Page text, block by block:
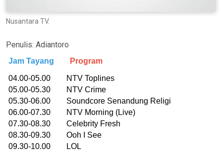
Nusantara TV.
Penulis: Adiantoro
Jam Tayang Program
04.00-05.00 NTV Toplines
05.00-05.30 NTV Crime
05.30-06.00 Soundcore Senandung Religi
06.00-07.30 NTV Morning (Live)
07.30-08.30 Celebrity Fresh
08.30-09.30 Ooh I See
09.30-10.00 LOL